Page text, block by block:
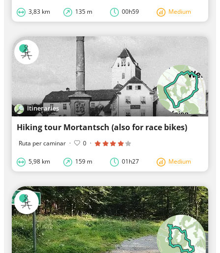
3,83 km 135 m 00h59 Medium
Itineraries
Hiking tour Mortantsch (also for race bikes)
Ruta per caminar · 0 ·
5,98 km 159 m 01h27 Medium